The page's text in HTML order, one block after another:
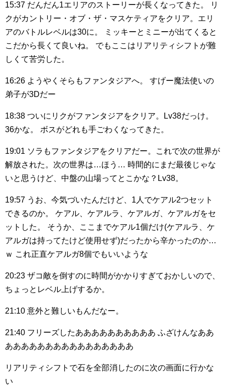
15:37 だんだん1エリアのストーリーが長くなってきた。
リ
クがカントリー・オブ・ザ・マスケティアをクリア。エリ
アのバトルレベルは30に。
ミッキーとミニーが出てくると
こだから長くて良いね。
でもここはリアリティシフトが難
しくて苦労した。
16:26 ようやくそらもファンタジアへ。
すげー魔法使いの
弟子が3Dだー
18:38 ついにリクがファンタジアをクリア。Lv38だっけ。
36かな。
ボスがどれも手ごわくなってきた。
19:01 ソラもファンタジアをクリアだー。これで次の世界が
解放された。次の世界は…ほう… 時間的にまだ最後じゃな
いと思うけど、中盤の山場ってとこかな？Lv38。
19:57 うお、今気づいたんだけど、1人でケアル2つセット
できるのか。
ケアル、ケアルラ、ケアルガ、ケアルガをセ
ットした。
そうか、ここまでケアル1個だけ(ケアルラ、ケ
アルガは持ってたけど使用せず)だったから辛かったのか…
ｗ これ正直ケアルガ8個でもいいような
20:23 ザコ敵を倒すのに時間がかかりすぎておかしいので、
ちょっとレベル上げするか。
21:10 意外と難しいもんだなー。
21:40 フリーズしたああああああああああ ふざけんなああ
ああああああああああああああああ
リアリティシフトで石を全部消したのに次の画面に行かな
い